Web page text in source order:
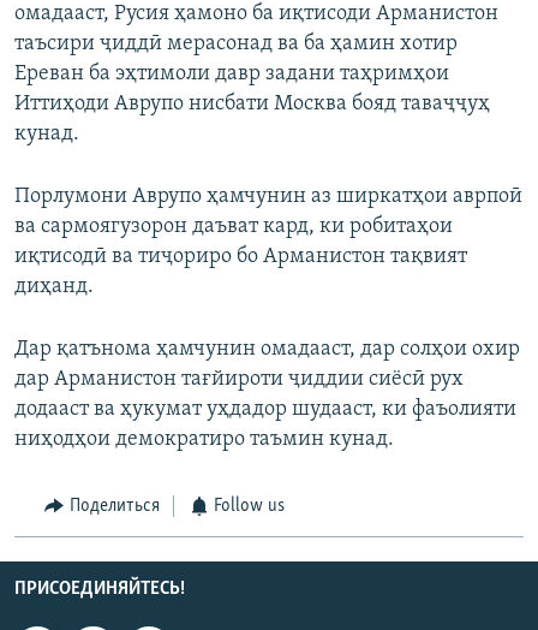
омадааст, Русия ҳамоно ба иқтисоди Арманистон
таъсири ҷиддӣ мерасонад ва ба ҳамин хотир
Ереван ба эҳтимоли давр задани таҳримҳои
Иттиҳоди Аврупо нисбати Москва бояд таваҷҷуҳ
кунад.
Порлумони Аврупо ҳамчунин аз ширкатҳои аврпоӣ
ва сармоягузорон даъват кард, ки робитаҳои
иқтисодӣ ва тиҷориро бо Арманистон тақвият
диҳанд.
Дар қатънома ҳамчунин омадааст, дар солҳои охир
дар Арманистон тағйироти ҷиддии сиёсӣ рух
додааст ва ҳукумат уҳдадор шудааст, ки фаъолияти
ниҳодҳои демократиро таъмин кунад.
Поделиться Follow us
ПРИСОЕДИНЯЙТЕСЬ!